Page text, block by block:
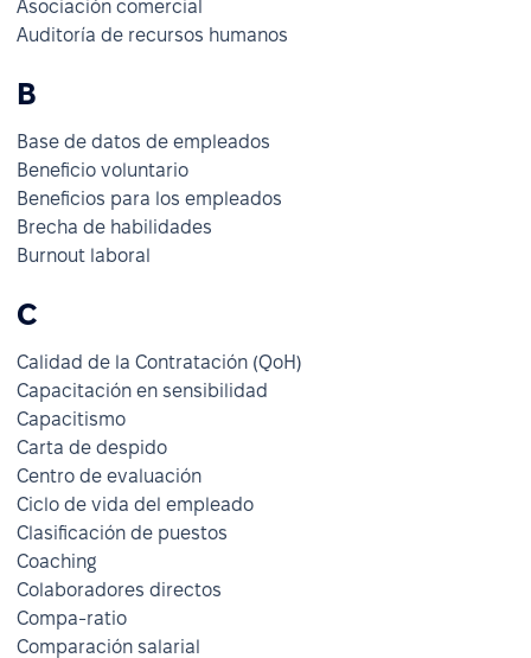
Asociación comercial
Auditoría de recursos humanos
B
Base de datos de empleados
Beneficio voluntario
Beneficios para los empleados
Brecha de habilidades
Burnout laboral
C
Calidad de la Contratación (QoH)
Capacitación en sensibilidad
Capacitismo
Carta de despido
Centro de evaluación
Ciclo de vida del empleado
Clasificación de puestos
Coaching
Colaboradores directos
Compa-ratio
Comparación salarial